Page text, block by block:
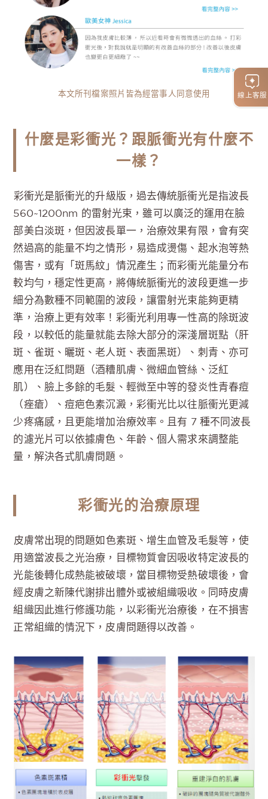
線上客服
本文所刊檔案照片皆為經當事人同意使用
什麼是彩衝光？跟脈衝光有什麼不
一樣？
彩衝光是脈衝光的升級版，過去傳統脈衝光是指波長
560~1200nm 的雷射光束，雖可以廣泛的運用在臉
部美白淡斑，但因波長單一，治療效果有限，會有突
然過高的能量不均之情形，易造成燙傷、起水泡等熱
傷害，或有「斑馬紋」情況產生；而彩衝光能量分布
較均勻，穩定性更高，將傳統脈衝光的波段更進一步
細分為數種不同範圍的波段，讓雷射光束能夠更精
準，治療上更有效率！彩衝光利用專一性高的除斑波
段，以較低的能量就能去除大部分的深淺層斑點（肝
斑、雀斑、曬斑、老人斑、表面黑斑）、刺青、亦可
應用在泛紅問題（酒糟肌膚、微細血管絲、泛紅
肌）、臉上多餘的毛髮、輕微至中等的發炎性青春痘
（痤瘡）、痘疤色素沉澱，彩衝光比以往脈衝光更減
少疼痛感，且更能增加治療效率。且有 7 種不同波長
的濾光片可以依據膚色、年齡、個人需求來調整能
量，解決各式肌膚問題。
彩衝光的治療原理
皮膚常出現的問題如色素斑、增生血管及毛髮等，使
用適當波長之光治療，目標物質會因吸收特定波長的
光能後轉化成熱能被破壞，當目標物受熱破壞後，會
經皮膚之新陳代謝排出體外或被組織吸收。同時皮膚
組織因此進行修護功能，以彩衝光治療後，在不損害
正常組織的情況下，皮膚問題得以改善。